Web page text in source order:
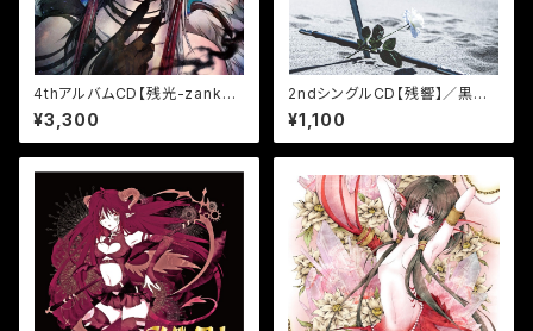
4thアルバムCD【残光-zankou
-】／Rosario Ark
¥3,300
2ndシングルCD【残響】／黒雨
軍
¥1,100